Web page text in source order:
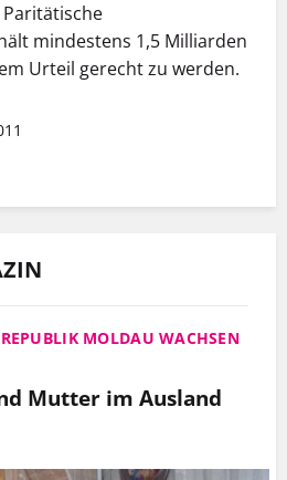
mindestens 1,5 Milliarden
Urteil gerecht zu werden.
MOLDAU WACHSEN
Mutter im Ausland